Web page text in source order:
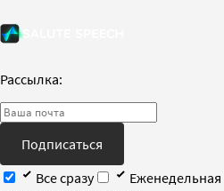
Рассылка:
Подписаться
Все сразу
Еженедельная